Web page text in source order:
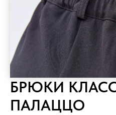
БРЮКИ
ПАЛАЦЦО